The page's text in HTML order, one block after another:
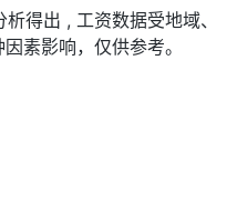
得出 , 工资数据受地域、
素影响，仅供参考。